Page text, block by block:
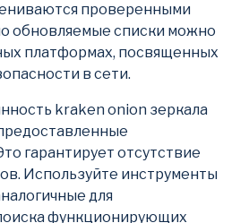
проверенными
обновляемые списки можно
платформах, посвященных
в сети.
kraken onion зеркала
гарантирует отсутствие
Используйте инструменты
для
функционирующих